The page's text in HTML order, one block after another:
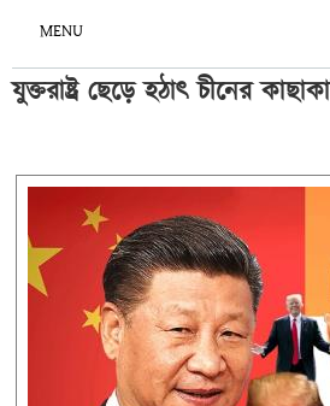
MENU
যুক্তরাষ্ট্র ছেড়ে হঠাৎ চীনের